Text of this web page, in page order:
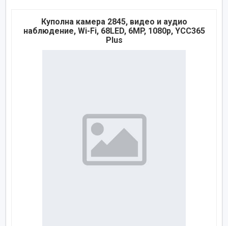
Куполна камера 2845, видео и аудио
наблюдение, Wi-Fi, 68LED, 6MP, 1080p, YCC365
Plus